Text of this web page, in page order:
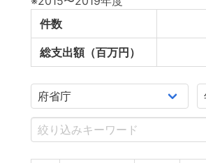
件数
総支出額（百万円）